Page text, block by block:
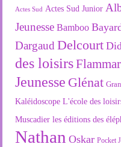
Actes Sud Actes Sud Junior
Jeunesse Bamboo
Dargaud Delcourt
des loisirs
Jeunesse Glénat
Kaléidoscope L'école des
Muscadier les éditions des
Nathan Oskar Pocket